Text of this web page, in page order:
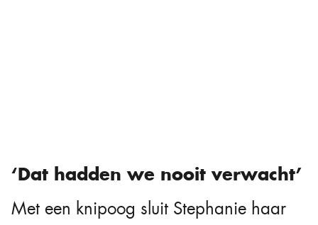
‘Dat hadden we nooit verwacht’
Met een knipoog sluit Stephanie haar